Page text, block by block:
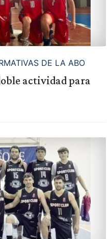
DE LA ABO
actividad para